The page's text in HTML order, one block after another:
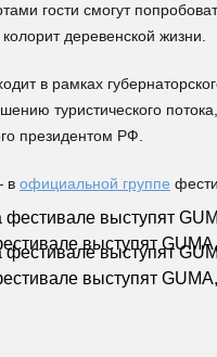
гости смогут
колорит деревенской жизни.
в рамках
туристического
президентом РФ.
в официальной группе
выступят
выступят